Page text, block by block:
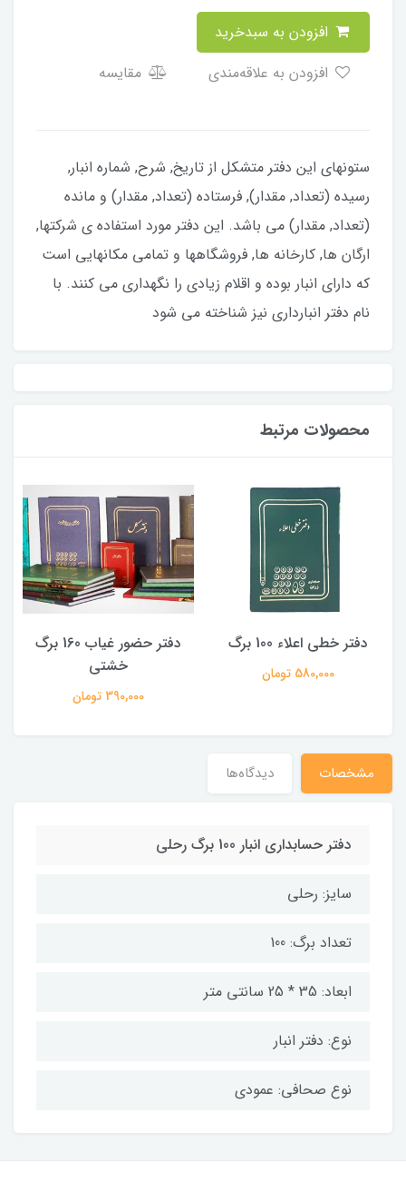
مقایسه
ستونهای این دفتر متشکل از تاریخ, شرح, شماره انبار,
رسیده (تعداد, مقدار), فرستاده (تعداد, مقدار) و مانده
(تعداد, مقدار) می باشد. این دفتر مورد استفاده ی شرکتها,
ارگان ها, کارخانه ها, فروشگاهها و تمامی مکانهایی است
که دارای انبار بوده و اقلام زیادی را نگهداری می کنند. با
نام دفتر انبارداری نیز شناخته می شود
محصولات مرتبط
دفتر خطی اعلاء 100 برگ
580,000 تومان
دفتر حضور غیاب 160 برگ
خشتی
390,000 تومان
مشخصات دیدگاه‌ها
دفتر حسابداری انبار 100 برگ رحلی
سایز: رحلی
تعداد برگ: 100
ابعاد: 35 * 25 سانتی متر
نوع: دفتر انبار
نوع صحافی: عمودی